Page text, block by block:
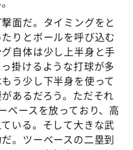
面だ。タイミングをと
りとボールを呼び込む
自体は少し上半身と手
掛けるような打球が多
う少し下半身を使って
あるだろう。ただそれ
ベースを放っており、高
いる。そして大きな武
。ツーベースの二塁到